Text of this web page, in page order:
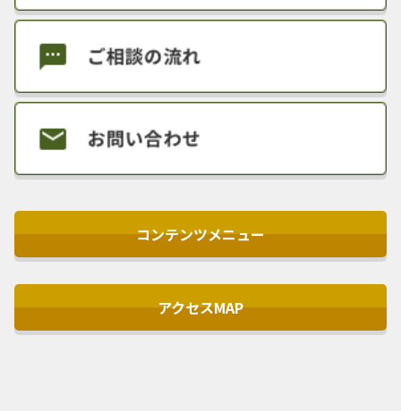
コンテンツメニュー
アクセスMAP